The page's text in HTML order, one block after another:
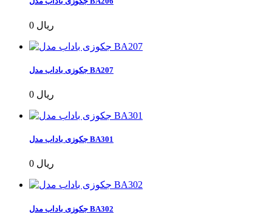
0 ریال
جکوزی باداب مدل BA207
0 ریال
جکوزی باداب مدل BA301
0 ریال
جکوزی باداب مدل BA302